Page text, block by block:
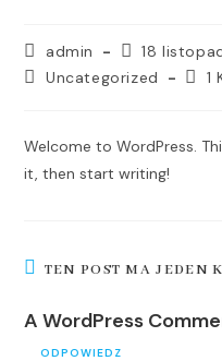
admin
18
Uncategorized
1
Welcome to WordPress.
it, then start writing!
TEN POST MA JEDEN
A WordPress
ODPOWIEDZ